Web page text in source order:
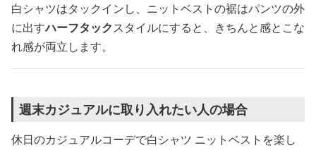
白シャツはタックインし、ニットベストの裾はパンツの外
に出すハーフタックスタイルにすると、きちんと感とこな
れ感が両立します。
週末カジュアルに取り入れたい人の場合
休日のカジュアルコーデで白シャツ ニットベストを楽し